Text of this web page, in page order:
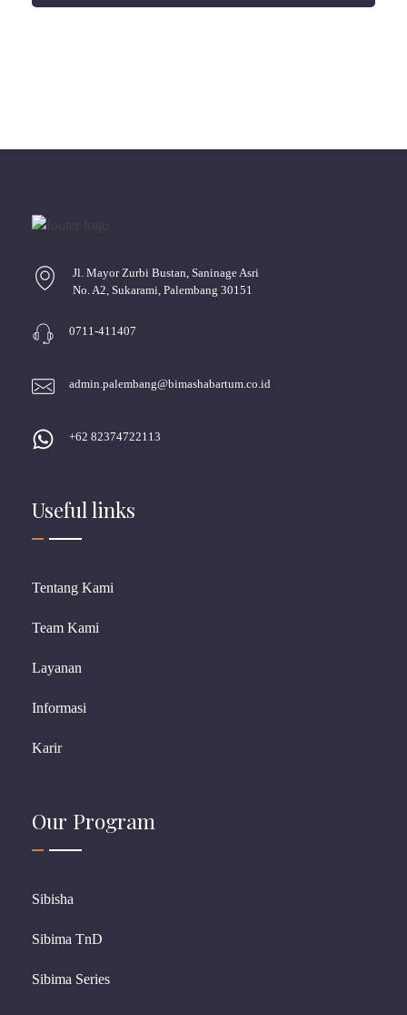
Jl. Mayor Zurbi Bustan, Saninage Asri
No. A2, Sukarami, Palembang 30151
0711-411407
admin.palembang@bimashabartum.co.id
+62 82374722113
Useful links
Tentang Kami
Team Kami
Layanan
Informasi
Karir
Our Program
Sibisha
Sibima TnD
Sibima Series